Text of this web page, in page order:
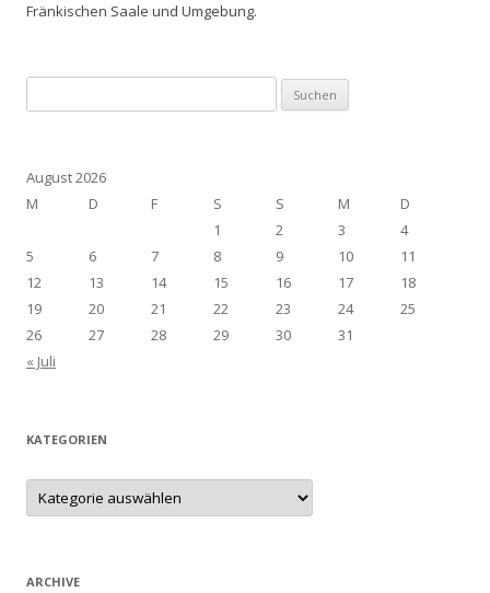
Fränkischen Saale und Umgebung.
nach:
August 2026
M
D F S S M
D
1
2 3
4
5
6 7 8 9 10
11
12
13 14 15 16 17
18
19
20 21 22 23 24
25
26
27 28 29 30
31
« Juli
KATEGORIEN
Kategorien
ARCHIVE